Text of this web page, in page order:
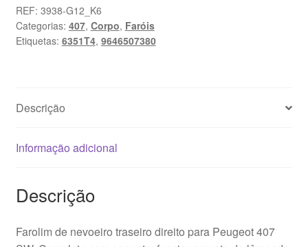
Nevoeiro
Traseira
Direita
9646507380
REF: 3938-G12_K6
Categorias: 407, Corpo, Faróis
Etiquetas: 6351T4, 9646507380
Descrição
Informação adicional
Descrição
Farolim de nevoeiro traseiro direito para Peugeot 407